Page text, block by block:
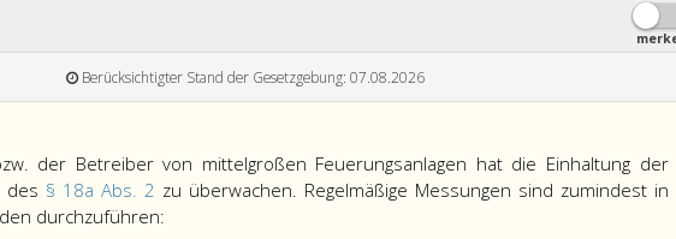
Berücksichtigter Stand der Gesetzgebung: 07.08.2026
der Betreiber von mittelgroßen Feuerungsanlagen hat die Einhaltung der
des § 18a Abs. 2 zu überwachen. Regelmäßige Messungen sind zumindest in
durchzuführen: